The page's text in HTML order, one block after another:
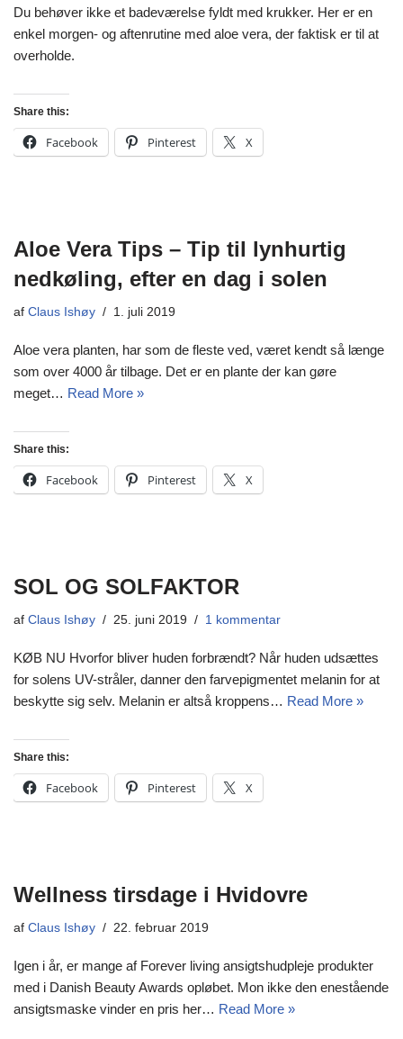
Du behøver ikke et badeværelse fyldt med krukker. Her er en
enkel morgen- og aftenrutine med aloe vera, der faktisk er til at
overholde.
Share this:
Facebook Pinterest X
Aloe Vera Tips – Tip til lynhurtig
nedkøling, efter en dag i solen
af Claus Ishøy 1. juli 2019
Aloe vera planten, har som de fleste ved, været kendt så længe
som over 4000 år tilbage. Det er en plante der kan gøre
meget… Read More »
Share this:
Facebook Pinterest X
SOL OG SOLFAKTOR
af Claus Ishøy 25. juni 2019 1 kommentar
KØB NU Hvorfor bliver huden forbrændt? Når huden udsættes
for solens UV-stråler, danner den farvepigmentet melanin for at
beskytte sig selv. Melanin er altså kroppens… Read More »
Share this:
Facebook Pinterest X
Wellness tirsdage i Hvidovre
af Claus Ishøy 22. februar 2019
Igen i år, er mange af Forever living ansigtshudpleje produkter
med i Danish Beauty Awards opløbet. Mon ikke den enestående
ansigtsmaske vinder en pris her… Read More »